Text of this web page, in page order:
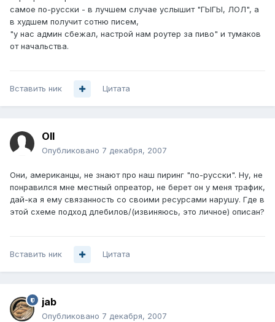
самое по-русски - в лучшем случае услышит "ГЫГЫ, ЛОЛ", а
в худшем получит сотню писем,
"у нас админ сбежал, настрой нам роутер за пиво" и тумаков
от начальства.
Вставить ник Цитата
Oll
Опубликовано 7 декабря, 2007
Они, американцы, не знают про наш пиринг "по-русски". Ну, не
понравился мне местный опреатор, не берет он у меня трафик,
дай-ка я ему связанность со своими ресурсами нарушу. Где в
этой схеме подход длебилов/(извиняюсь, это личное) описан?
Вставить ник Цитата
jab
Опубликовано 7 декабря, 2007